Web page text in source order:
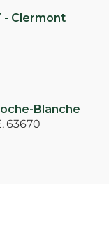
- Clermont
Blanche
63670